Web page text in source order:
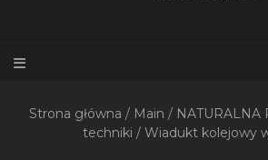
Strona główna / Main / NATURALNA
techniki / Wiadukt kolejowy